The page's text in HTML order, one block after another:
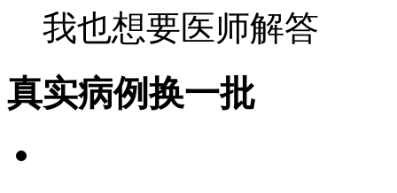
我也想要医师解答
真实病例换一批